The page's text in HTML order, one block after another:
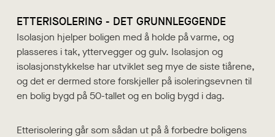
ETTERISOLERING - DET GRUNNLEGGENDE
Isolasjon hjelper boligen med å holde på varme, og
plasseres i tak, yttervegger og gulv. Isolasjon og
isolasjonstykkelse har utviklet seg mye de siste tiårene,
og det er dermed store forskjeller på isoleringsevnen til
en bolig bygd på 50-tallet og en bolig bygd i dag.
Etterisolering går som sådan ut på å forbedre boligens